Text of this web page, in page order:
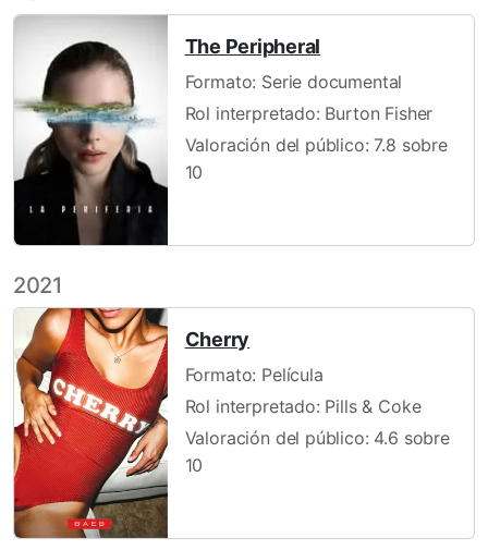
The Peripheral
Formato: Serie documental
Rol interpretado: Burton Fisher
Valoración del público: 7.8 sobre
10
2021
Cherry
Formato: Película
Rol interpretado: Pills & Coke
Valoración del público: 4.6 sobre
10